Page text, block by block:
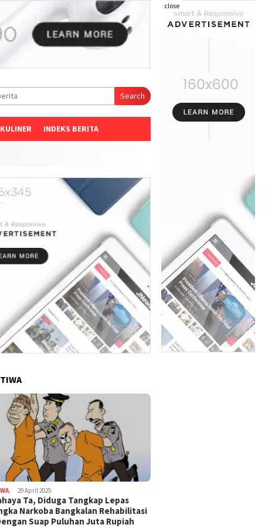
close
Search
INDEKS BERITA
, 29 April 2025
Ta, Diduga Tangkap Lepas
Narkoba Bangkalan Rehabilitasi
Suap Puluhan Juta Rupiah